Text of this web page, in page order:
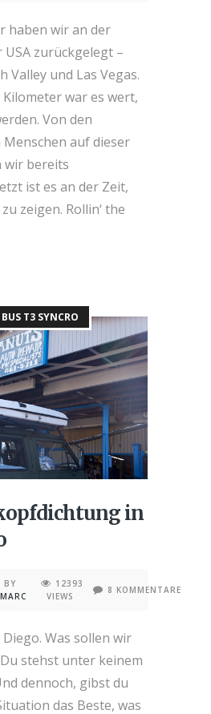
haben wir an der
zurückgelegt –
Valley und Las Vegas.
Kilometer war es wert,
Von den
auf dieser
wir bereits
ist es an der Zeit,
zeigen. Rollin‘ the
T3 SYNCRO
in
BY
12393
VIEWS
8 KOMMENTARE
Was sollen wir
stehst unter keinem
dennoch, gibst du
das Beste, was